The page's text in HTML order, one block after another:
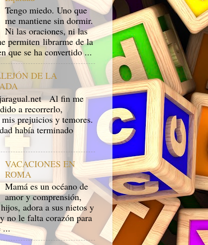
Tengo miedo. Uno que
me mantiene sin dormir.
Ni las oraciones, ni las
permiten librarme de la
que se ha convertido ...
DE LA
Al fin me
a recorrerlo,
prejuicios y temores.
había terminado
VACACIONES EN
ROMA
Mamá es un océano de
amor y comprensión,
adora a sus nietos y
no le falta corazón para
...